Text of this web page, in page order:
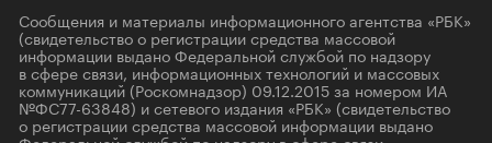
Сообщения и материалы информационного агентства «РБК»
(свидетельство о регистрации средства массовой
информации выдано Федеральной службой по надзору
в сфере связи, информационных технологий и массовых
коммуникаций (Роскомнадзор) 09.12.2015 за номером ИА
№ФС77-63848) и сетевого издания «РБК» (свидетельство
о регистрации средства массовой информации выдано